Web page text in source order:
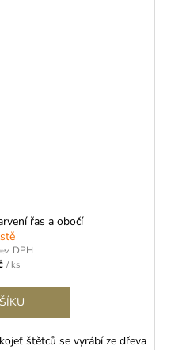
řas a obočí
DPH
/ ks
štětců se vyrábí ze dřeva